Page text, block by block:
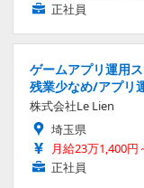
正社員
ゲームアプリ運用
残業少なめ/アプリ
株式会社Le Lien
埼玉県
月給23万1,400円
正社員